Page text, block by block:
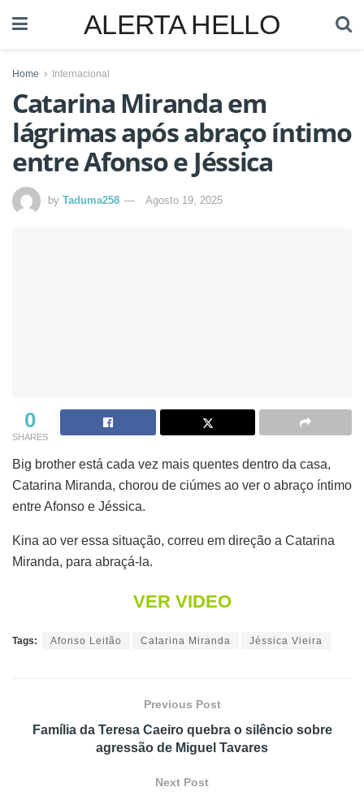
ALERTA HELLO
Home Internacional
Catarina Miranda em
lágrimas após abraço íntimo
entre Afonso e Jéssica
by Taduma258 Agosto 19, 2025
0
SHARES
Big brother está cada vez mais quentes dentro da casa,
Catarina Miranda, chorou de ciúmes ao ver o abraço íntimo
entre Afonso e Jéssica.
Kina ao ver essa situação, correu em direção a Catarina
Miranda, para abraçá-la.
VER VIDEO
Tags: Afonso Leitão Catarina Miranda Jéssica Vieira
Previous Post
Família da Teresa Caeiro quebra o silêncio sobre
agressão de Miguel Tavares
Next Post